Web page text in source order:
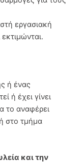
εργασιακή
ή ένας
ή έχει γίνει
το αναφέρει
στο τμήμα
και την